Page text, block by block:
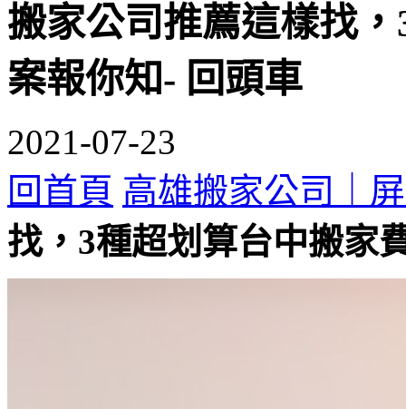
搬家公司推薦這樣找
案報你知- 回頭車
2021-07-23
回首頁 高雄搬家公司｜
找，3種超划算台中搬家